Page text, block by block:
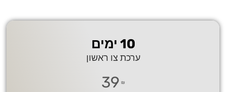
10 ימים
ערכת צו ראשון
39 ₪